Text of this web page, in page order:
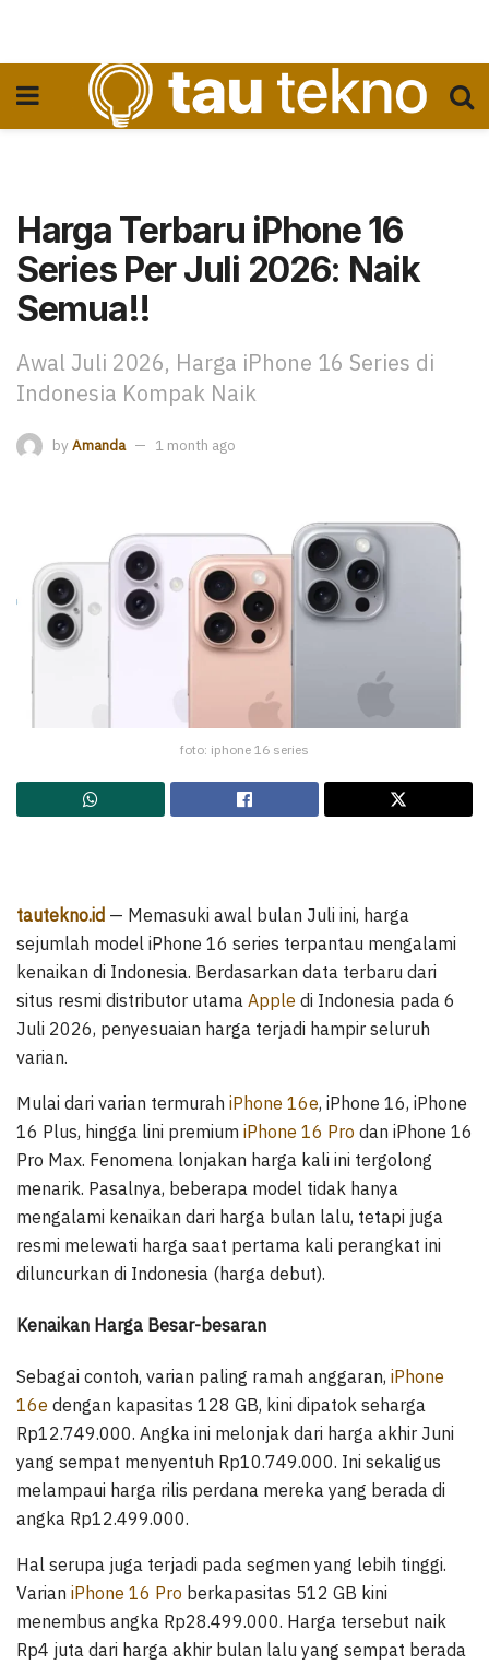
Harga Terbaru iPhone 16
Series Per Juli 2026: Naik
Semua!!
Awal Juli 2026, Harga iPhone 16 Series di
Indonesia Kompak Naik
by Amanda 1 month ago
foto: iphone 16 series
tautekno.id — Memasuki awal bulan Juli ini, harga
sejumlah model iPhone 16 series terpantau mengalami
kenaikan di Indonesia. Berdasarkan data terbaru dari
situs resmi distributor utama Apple di Indonesia pada 6
Juli 2026, penyesuaian harga terjadi hampir seluruh
varian.
Mulai dari varian termurah iPhone 16e, iPhone 16, iPhone
16 Plus, hingga lini premium iPhone 16 Pro dan iPhone 16
Pro Max. Fenomena lonjakan harga kali ini tergolong
menarik. Pasalnya, beberapa model tidak hanya
mengalami kenaikan dari harga bulan lalu, tetapi juga
resmi melewati harga saat pertama kali perangkat ini
diluncurkan di Indonesia (harga debut).
Kenaikan Harga Besar-besaran
Sebagai contoh, varian paling ramah anggaran, iPhone
16e dengan kapasitas 128 GB, kini dipatok seharga
Rp12.749.000. Angka ini melonjak dari harga akhir Juni
yang sempat menyentuh Rp10.749.000. Ini sekaligus
melampaui harga rilis perdana mereka yang berada di
angka Rp12.499.000.
Hal serupa juga terjadi pada segmen yang lebih tinggi.
Varian iPhone 16 Pro berkapasitas 512 GB kini
menembus angka Rp28.499.000. Harga tersebut naik
Rp4 juta dari harga akhir bulan lalu yang sempat berada